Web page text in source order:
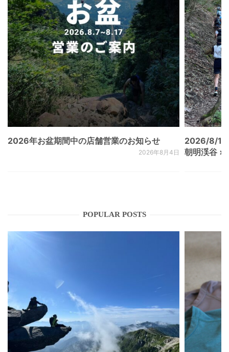
2026年お盆期間中の店舗営業のお知らせ
2026年8月4日
2026/8/
朝明渓谷 ×
POPULAR POSTS